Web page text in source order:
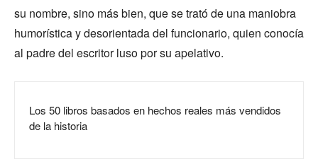
su nombre, sino más bien, que se trató de una maniobra
humorística y desorientada del funcionario, quien conocía
al padre del escritor luso por su apelativo.
Los 50 libros basados en hechos reales más vendidos
de la historia